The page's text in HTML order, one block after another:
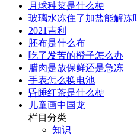
月球种菜是什么梗
玻璃水冻住了加盐能解冻
2021吉利
胚布是什么布
吃了发苦的橙子怎么办
腊肉是放保鲜还是急冻
手表怎么换电池
昏睡红茶是什么梗
儿童画中国龙
栏目分类
知识